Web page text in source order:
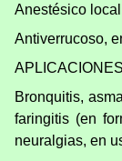
Anestésico
Antiverrucoso,
Bronquitis,
faringitis (en
neuralgias, en